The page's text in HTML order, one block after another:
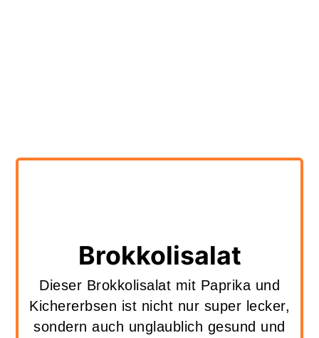
Brokkolisalat
Dieser Brokkolisalat mit Paprika und
Kichererbsen ist nicht nur super lecker,
sondern auch unglaublich gesund und